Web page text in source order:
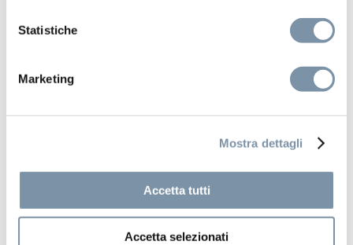
Statistiche
Marketing
Mostra dettagli
Accetta tutti
Accetta selezionati